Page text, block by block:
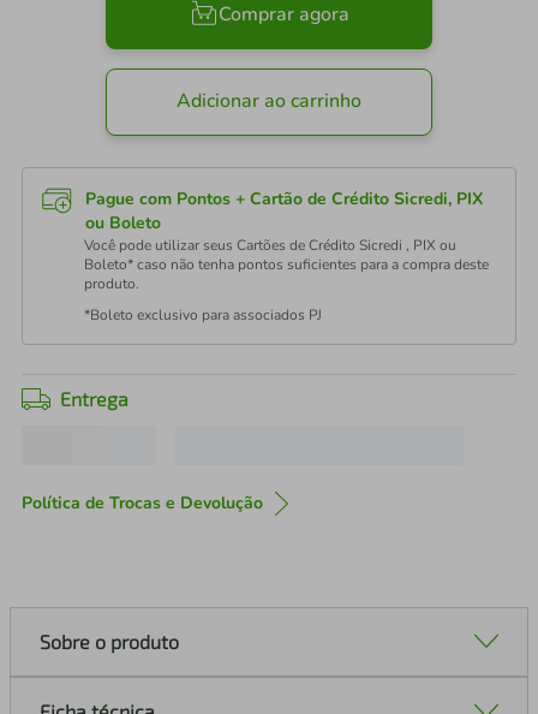
Comprar agora
Adicionar ao carrinho
Pague com Pontos + Cartão de Crédito Sicredi, PIX
ou Boleto
Você pode utilizar seus Cartões de Crédito Sicredi , PIX ou
Boleto* caso não tenha pontos suficientes para a compra deste
produto.
*Boleto exclusivo para associados PJ
Entrega
Política de Trocas e Devolução
Sobre o produto